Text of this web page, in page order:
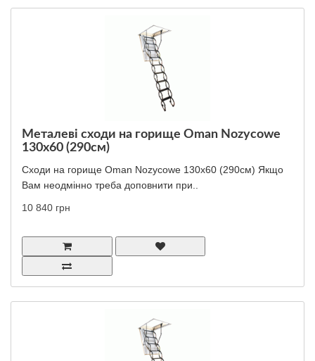
Металеві сходи на горище Oman Nozycowe
130x60 (290см)
Сходи на горище Oman Nozycowe 130x60 (290см) Якщо
Вам неодмінно треба доповнити при..
10 840 грн